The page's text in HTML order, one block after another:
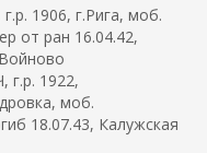
1906, г.Рига, моб.
от ран 16.04.42,
1922,
моб.
18.07.43, Калужская